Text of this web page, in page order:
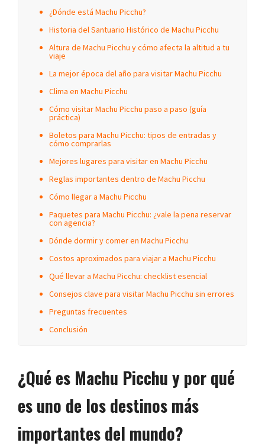
¿Dónde está Machu Picchu?
Historia del Santuario Histórico de Machu Picchu
Altura de Machu Picchu y cómo afecta la altitud a tu
viaje
La mejor época del año para visitar Machu Picchu
Clima en Machu Picchu
Cómo visitar Machu Picchu paso a paso (guía
práctica)
Boletos para Machu Picchu: tipos de entradas y
cómo comprarlas
Mejores lugares para visitar en Machu Picchu
Reglas importantes dentro de Machu Picchu
Cómo llegar a Machu Picchu
Paquetes para Machu Picchu: ¿vale la pena reservar
con agencia?
Dónde dormir y comer en Machu Picchu
Costos aproximados para viajar a Machu Picchu
Qué llevar a Machu Picchu: checklist esencial
Consejos clave para visitar Machu Picchu sin errores
Preguntas frecuentes
Conclusión
¿Qué es Machu Picchu y por qué
es uno de los destinos más
importantes del mundo?